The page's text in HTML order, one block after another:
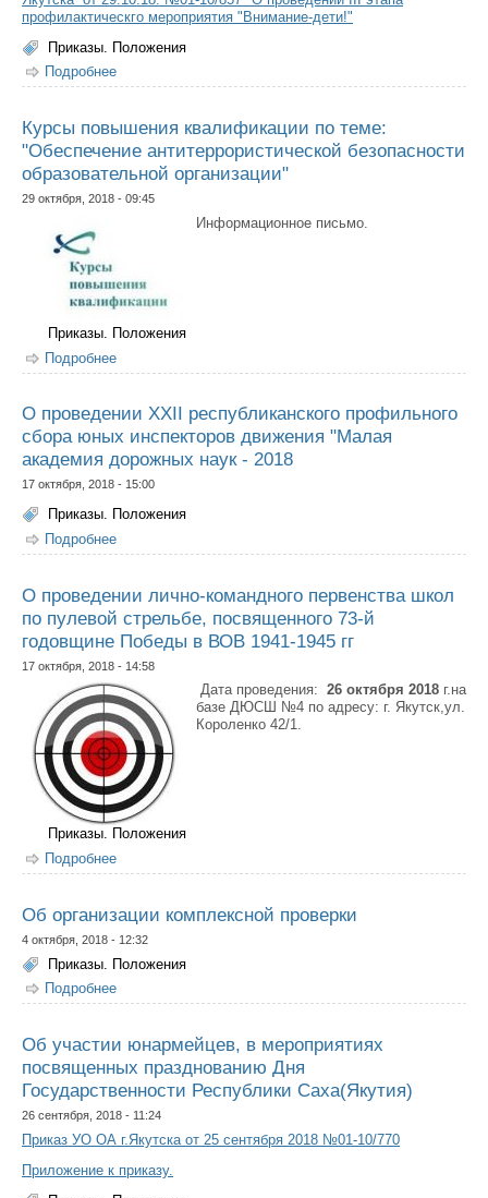
профилактическго мероприятия "Внимание-дети!"
Приказы. Положения
Подробнее
мероприятия "Внимание-дети!"
Курсы повышения квалификации по теме:
"Обеспечение антитеррористической безопасности
образовательной организации"
29 октября, 2018 - 09:45
Информационное письмо.
Приказы. Положения
Подробнее
"Обеспечение антитеррористической безопасности
О проведении XXII республиканского профильного
сбора юных инспекторов движения "Малая
академия дорожных наук - 2018
17 октября, 2018 - 15:00
Приказы. Положения
Подробнее
сбора юных инспекторов движения "Малая академия
О проведении лично-командного первенства школ
по пулевой стрельбе, посвященного 73-й
годовщине Победы в ВОВ 1941-1945 гг
17 октября, 2018 - 14:58
Дата проведения: 26 октября 2018 г.на
базе ДЮСШ №4 по адресу: г. Якутск,ул.
Короленко 42/1.
Приказы. Положения
Подробнее
пулевой стрельбе, посвященного 73-й годовщине
Об организации комплексной проверки
4 октября, 2018 - 12:32
Приказы. Положения
Подробнее
Об участии юнармейцев, в мероприятиях
посвященных празднованию Дня
Государственности Республики Саха(Якутия)
26 сентября, 2018 - 11:24
Приказ УО ОА г.Якутска от 25 сентября 2018 №01-10/770
Приложение к приказу.